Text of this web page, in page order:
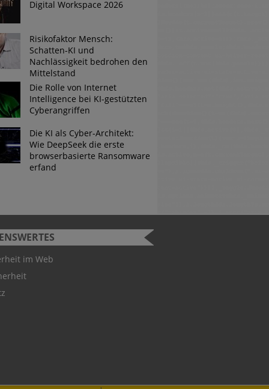
Digital Workspace 2026
Risikofaktor Mensch:
Schatten-KI und
Nachlässigkeit bedrohen den
Mittelstand
Die Rolle von Internet
Intelligence bei KI-gestützten
Cyberangriffen
Die KI als Cyber-Architekt:
Wie DeepSeek die erste
browserbasierte Ransomware
erfand
Challenge
können bei der
im Web